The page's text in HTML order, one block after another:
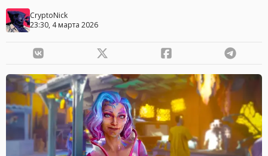
CryptoNick
23:30, 4 марта 2026